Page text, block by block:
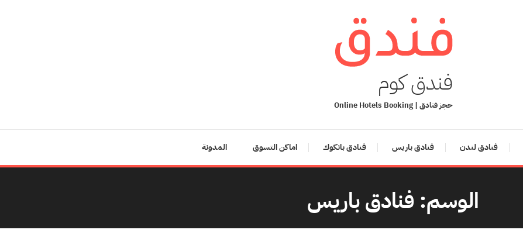
فندق كوم
حجز فنادق | Online Hotels Booking
فنادق لندن فنادق باريس فنادق بانكوك اماكن التسوق المدونة
الوسم: فنادق باريس